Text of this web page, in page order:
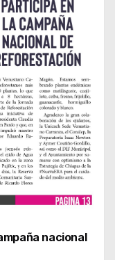
nacional